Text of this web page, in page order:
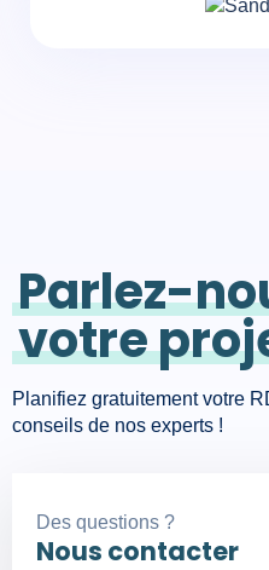
Parlez-
votre
Planifiez gratuitement votre
conseils de nos experts !
Des questions ?
Nous contacter